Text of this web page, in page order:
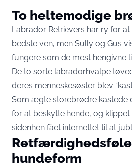
To heltemodige
Labrador Retrievers har ry for
bedste ven, men Sully og Gus
fungere som de mest hengivne
De to sorte labradorhvalpe
deres menneskesøster blev
Som ægte storebrødre kastede
for at beskytte hende, og klippet
sidenhen fået internettet til at
hundeform